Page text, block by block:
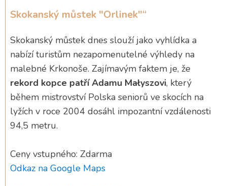
Skokanský můstek "Orlinek"“
Skokanský můstek dnes slouží jako vyhlídka a
nabízí turistům nezapomenutelné výhledy na
malebné Krkonoše. Zajímavým faktem je, že
rekord kopce patří Adamu Małyszovi, který
během mistrovství Polska seniorů ve skocích na
lyžích v roce 2004 dosáhl impozantní vzdálenosti
94,5 metru.
Ceny vstupného: Zdarma
Odkaz na Google Maps